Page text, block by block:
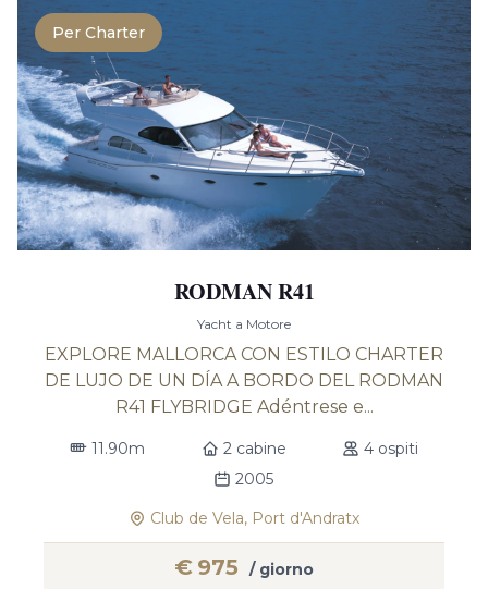
Per Charter
RODMAN R41
Yacht a Motore
EXPLORE MALLORCA CON ESTILO CHARTER
DE LUJO DE UN DÍA A BORDO DEL RODMAN
R41 FLYBRIDGE Adéntrese e...
11.90m 2 cabine
4 ospiti
2005
Club de Vela, Port d'Andratx
€ 975 / giorno